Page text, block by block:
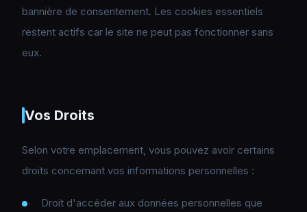
bannière de consentement. Les cookies essentiels
restent actifs car le site ne peut pas fonctionner sans
eux.
Vos Droits
Selon votre emplacement, vous pouvez avoir certains
droits concernant vos informations personnelles :
Droit d'accéder aux données personnelles que